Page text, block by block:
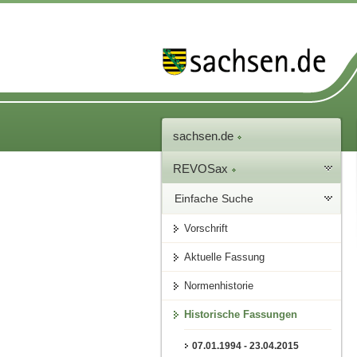
sachsen.de
REVOSax
Einfache Suche
Vorschrift
Aktuelle Fassung
Normenhistorie
Historische Fassungen
07.01.1994 - 23.04.2015